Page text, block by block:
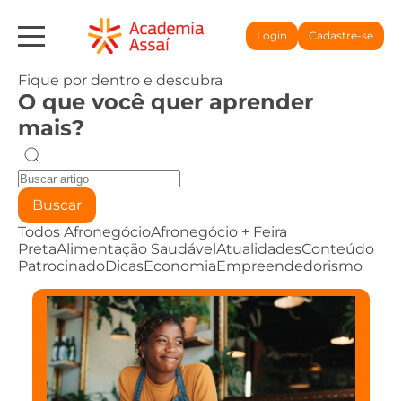
Login Cadastre-se
Fique por dentro e descubra
O que você quer aprender
mais?
Buscar
Todos AfronegócioAfronegócio + Feira
PretaAlimentação SaudávelAtualidadesConteúdo
PatrocinadoDicasEconomiaEmpreendedorismo